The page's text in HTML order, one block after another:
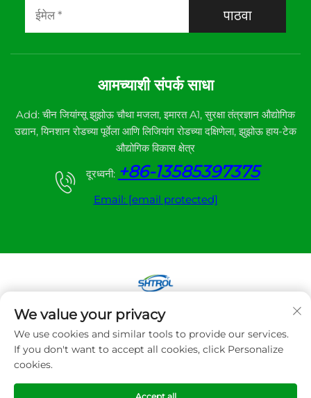
पाठवा
आमच्याशी संपर्क साधा
Add: चीन जियांग्सू झुझोऊ चौथा मजला, इमारत A1, सुरक्षा तंत्रज्ञान औद्योगिक
उद्यान, यिनशान रोडच्या पूर्वेला आणि लिजियांग रोडच्या दक्षिणेला, झुझोऊ हाय-टेक
औद्योगिक विकास क्षेत्र
दूरध्वनी: +86-13585397375
Email: [email protected]
कॉपीराइट © २०२५ झुझोउ सान्हे ऑटोमॅटिक कंट्रोल इक्विपमेंट कंपनी
लिमिटेड. सर्व हक्क राखीव.
We value your privacy
We use cookies and similar tools to provide our services.
If you don't want to accept all cookies, click Personalize
cookies.